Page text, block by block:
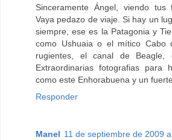
Sinceramente Ángel, viendo tus
Vaya pedazo de viaje. Si hay un
siempre, ese es la Patagonia y
como Ushuaia o el mítico Cabo
rugientes, el canal de Beagle,
Extraordinarias fotografias
como este Enhorabuena y un
Responder
Manel 11 de septiembre de 2009